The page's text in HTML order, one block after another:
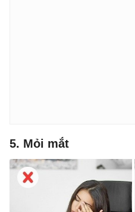
5. Mỏi mắt